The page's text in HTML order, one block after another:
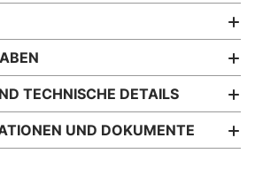
TECHNISCHE DETAILS
UND DOKUMENTE